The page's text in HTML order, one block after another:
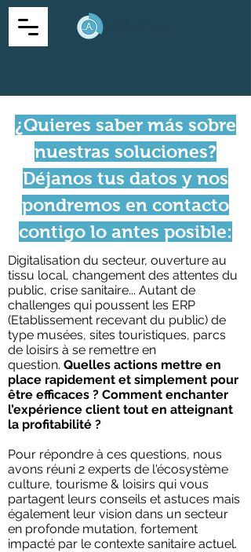
¿Quieres saber más sobre
nuestras soluciones?
Déjanos tus datos y nos
pondremos en contacto
contigo lo antes posible:
Digitalisation du secteur, ouverture au
tissu local, changement des attentes du
public, crise sanitaire... Autant de
challenges qui poussent les ERP
(Etablissement recevant du public) de
type musées, sites touristiques, parcs
de loisirs à se remettre en
question. Quelles actions mettre en
place rapidement et simplement pour
être efficaces ? Comment enchanter
l’expérience client tout en atteignant
la profitabilité ?
Pour répondre à ces questions, nous
avons réuni 2 experts de l'écosystème
culture, tourisme & loisirs qui vous
partagent leurs conseils et astuces mais
également leur vision dans un secteur
en profonde mutation, fortement
impacté par le contexte sanitaire actuel.